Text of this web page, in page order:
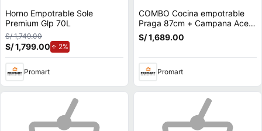
Horno Empotrable Sole
Premium Glp 70L
S/ 1,749.00
S/ 1,799.00 2%
Promart
COMBO Cocina empotrable
Praga 87cm + Campana Acero
Inoxidable Amber 90cm +
Horno empotrable eléctrico
S/ 1,689.00
Promart